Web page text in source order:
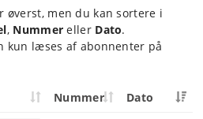
øverst, men du kan sortere i
, Nummer eller Dato.
kun læses af abonnenter på
Nummer Dato